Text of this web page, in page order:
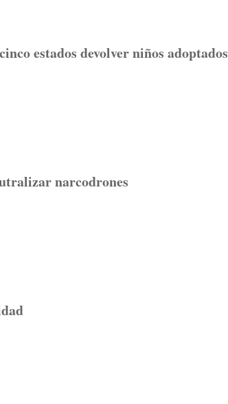
estados devolver niños adoptados
narcodrones